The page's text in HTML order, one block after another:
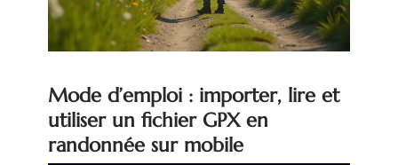
Mode d’emploi : importer, lire et
utiliser un fichier GPX en
randonnée sur mobile